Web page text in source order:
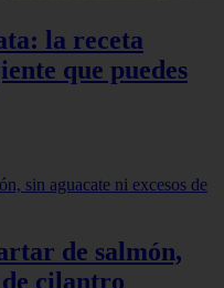
la receta
que puedes
de salmón,
de cilantro